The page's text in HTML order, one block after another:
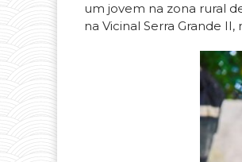
um jovem na zona rural
na Vicinal Serra Grande